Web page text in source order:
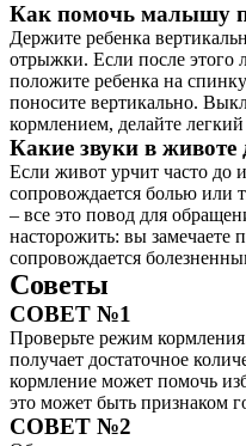
Как помочь малышу
Держите ребенка
отрыжки. Если после
положите ребенка на
поносите вертикально.
кормлением, делайте
Какие звуки в
Если живот урчит часто до
сопровождается болью
– все это повод для
насторожить: вы замечаете
сопровождается
Советы
СОВЕТ №1
Проверьте режим
получает достаточное
кормление может помочь
это может быть признаком
СОВЕТ №2